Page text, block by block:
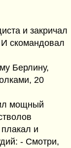
и закричал
скомандовал
Берлину,
20
мощный
и
- Смотри,